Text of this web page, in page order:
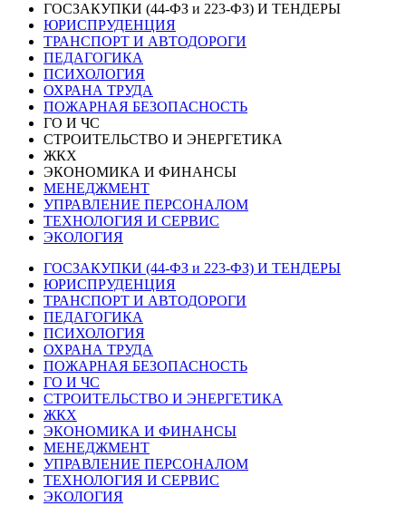
ГОСЗАКУПКИ (44-ФЗ и 223-ФЗ) И ТЕНДЕРЫ
ЮРИСПРУДЕНЦИЯ
ТРАНСПОРТ И АВТОДОРОГИ
ПЕДАГОГИКА
ПСИХОЛОГИЯ
ОХРАНА ТРУДА
ПОЖАРНАЯ БЕЗОПАСНОСТЬ
ГО И ЧС
СТРОИТЕЛЬСТВО И ЭНЕРГЕТИКА
ЖКХ
ЭКОНОМИКА И ФИНАНСЫ
МЕНЕДЖМЕНТ
УПРАВЛЕНИЕ ПЕРСОНАЛОМ
ТЕХНОЛОГИЯ И СЕРВИС
ЭКОЛОГИЯ
ГОСЗАКУПКИ (44-ФЗ и 223-ФЗ) И ТЕНДЕРЫ
ЮРИСПРУДЕНЦИЯ
ТРАНСПОРТ И АВТОДОРОГИ
ПЕДАГОГИКА
ПСИХОЛОГИЯ
ОХРАНА ТРУДА
ПОЖАРНАЯ БЕЗОПАСНОСТЬ
ГО И ЧС
СТРОИТЕЛЬСТВО И ЭНЕРГЕТИКА
ЖКХ
ЭКОНОМИКА И ФИНАНСЫ
МЕНЕДЖМЕНТ
УПРАВЛЕНИЕ ПЕРСОНАЛОМ
ТЕХНОЛОГИЯ И СЕРВИС
ЭКОЛОГИЯ